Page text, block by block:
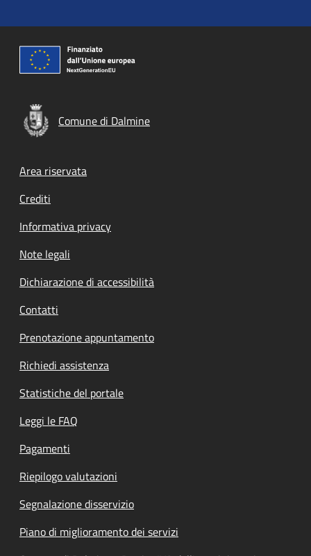
Comune di Dalmine
Footer menu
Area riservata
Crediti
Informativa privacy
Note legali
Dichiarazione di accessibilità
Contatti
Prenotazione appuntamento
Richiedi assistenza
Statistiche del portale
Leggi le FAQ
Pagamenti
Riepilogo valutazioni
Segnalazione disservizio
Piano di miglioramento dei servizi